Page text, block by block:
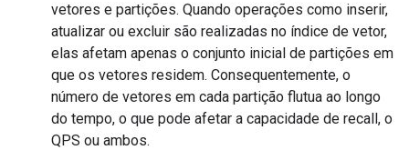
vetores e partições. Quando operações como inserir,
atualizar ou excluir são realizadas no índice de vetor,
elas afetam apenas o conjunto inicial de partições em
que os vetores residem. Consequentemente, o
número de vetores em cada partição flutua ao longo
do tempo, o que pode afetar a capacidade de recall, o
QPS ou ambos.